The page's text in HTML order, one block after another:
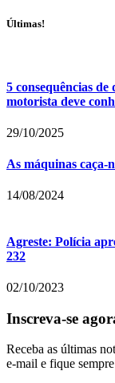
Últimas!
5 consequências
motorista deve
29/10/2025
As máquinas caça-
14/08/2024
Agreste: Polícia
232
02/10/2023
Inscreva-se
Receba as últimas
e-mail e fique